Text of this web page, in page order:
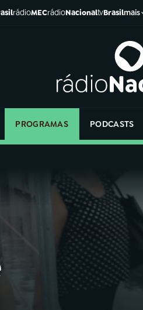
rádioMECrádioNacionaltvBrasilmais
PROGRAMAS PODCASTS